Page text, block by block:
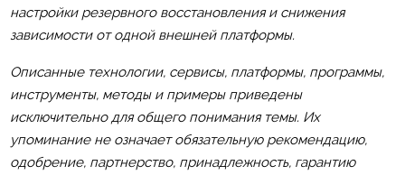
настройки резервного восстановления и снижения
зависимости от одной внешней платформы.
Описанные технологии, сервисы, платформы, программы,
инструменты, методы и примеры приведены
исключительно для общего понимания темы. Их
упоминание не означает обязательную рекомендацию,
одобрение, партнерство, принадлежность, гарантию